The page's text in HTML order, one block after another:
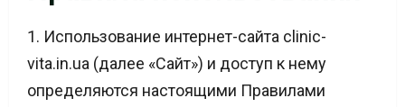
1. Использование интернет-сайта clinic-
vita.in.ua (далее «Сайт») и доступ к нему
определяются настоящими Правилами